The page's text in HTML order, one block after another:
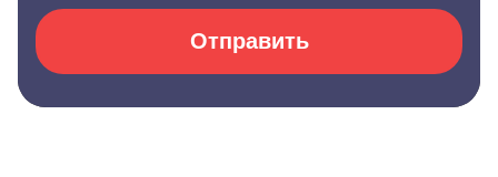
Отправить